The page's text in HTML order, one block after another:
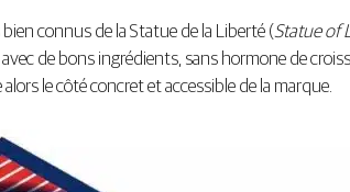
connus de la Statue de la Liberté (Statue of
de bons ingrédients, sans hormone de
le côté concret et accessible de la marque.